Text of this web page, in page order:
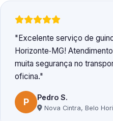
Excelente serviço de
Horizonte‑MG!
muita segurança no
oficina.
P Pedro S.
Nova Cintra, Belo